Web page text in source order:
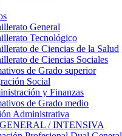
General
Tecnológico
de Ciencias de la Salud
de Ciencias Sociales
de Grado superior
Social
y Finanzas
de Grado medio
Administrativa
/ INTENSIVA